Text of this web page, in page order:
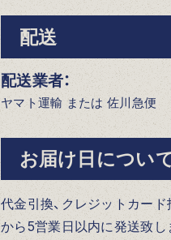
配送
配送業者：
ヤマト運輸 または 佐川急便
お届け日につい
代金引換、クレジットカー
から5営業日以内に発送致し